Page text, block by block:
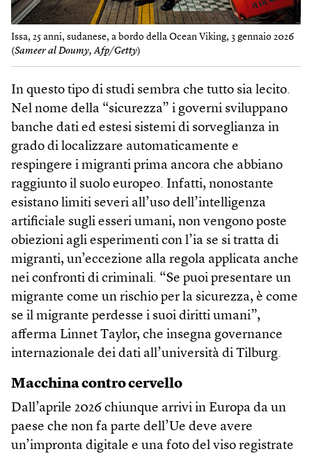
Issa, 25 anni, sudanese, a bordo della Ocean Viking, 3 gennaio 2026
(Sameer al Doumy, Afp/Getty)
In questo tipo di studi sembra che tutto sia lecito.
Nel nome della “sicurezza” i governi sviluppano
banche dati ed estesi sistemi di sorveglianza in
grado di localizzare automaticamente e
respingere i migranti prima ancora che abbiano
raggiunto il suolo europeo. Infatti, nonostante
esistano limiti severi all’uso dell’intelligenza
artificiale sugli esseri umani, non vengono poste
obiezioni agli esperimenti con l’ia se si tratta di
migranti, un’eccezione alla regola applicata anche
nei confronti di criminali. “Se puoi presentare un
migrante come un rischio per la sicurezza, è come
se il migrante perdesse i suoi diritti umani”,
afferma Linnet Taylor, che insegna governance
internazionale dei dati all’università di Tilburg.
Macchina contro cervello
Dall’aprile 2026 chiunque arrivi in Europa da un
paese che non fa parte dell’Ue deve avere
un’impronta digitale e una foto del viso registrate